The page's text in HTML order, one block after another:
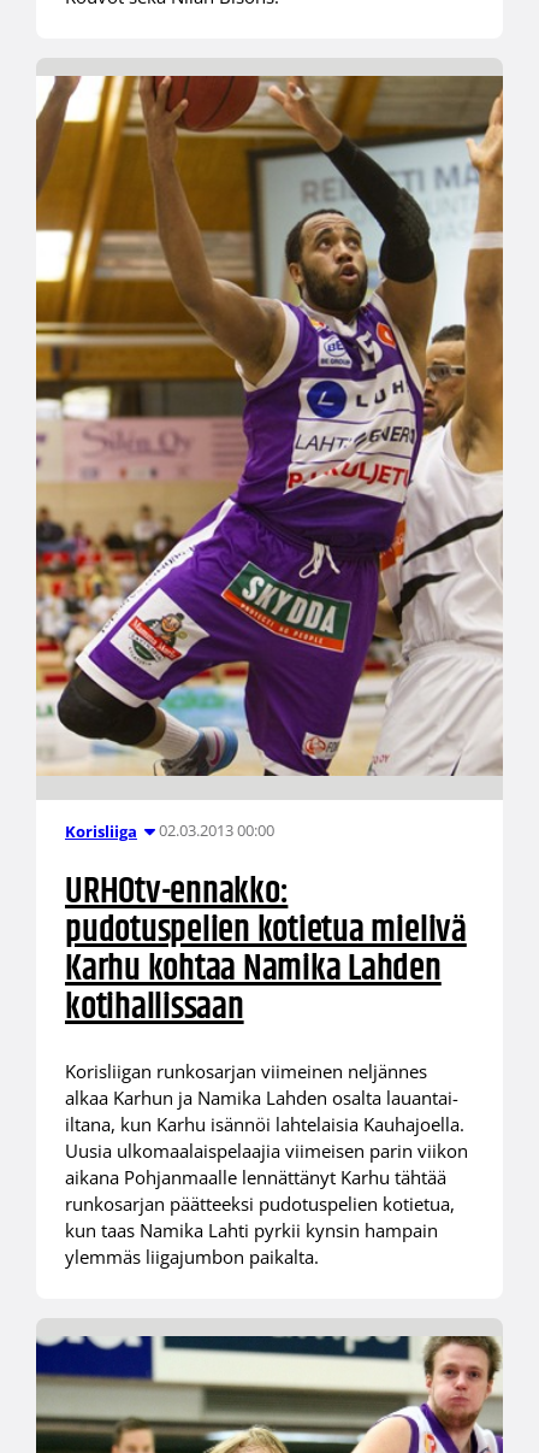
Korisliiga 02.03.2013 00:00
URHOtv-ennakko:
pudotuspelien kotietua mielivä
Karhu kohtaa Namika Lahden
kotihallissaan
Korisliigan runkosarjan viimeinen neljännes
alkaa Karhun ja Namika Lahden osalta lauantai-
iltana, kun Karhu isännöi lahtelaisia Kauhajoella.
Uusia ulkomaalaispelaajia viimeisen parin viikon
aikana Pohjanmaalle lennättänyt Karhu tähtää
runkosarjan päätteeksi pudotuspelien kotietua,
kun taas Namika Lahti pyrkii kynsin hampain
ylemmäs liigajumbon paikalta.